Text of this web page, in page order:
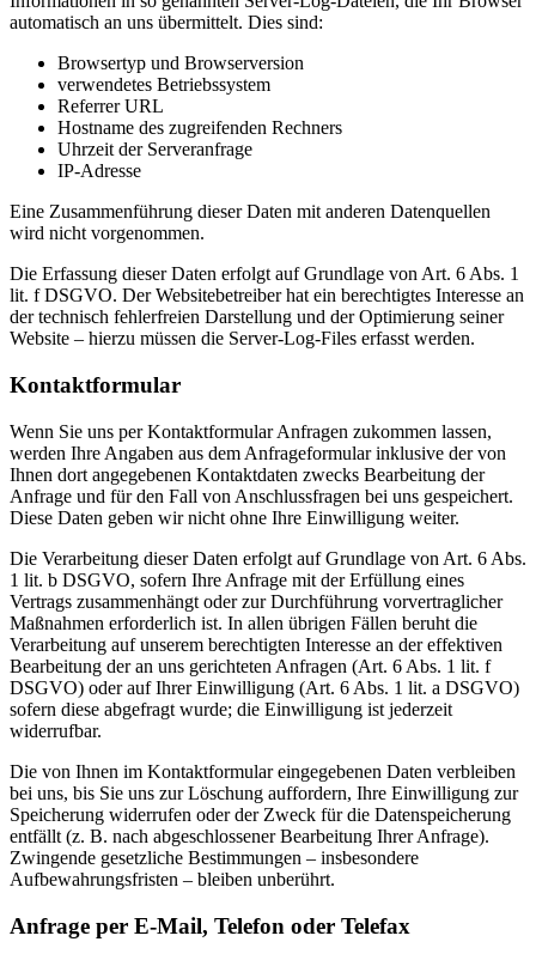
automatisch an uns übermittelt. Dies sind:
Browsertyp und Browserversion
verwendetes Betriebssystem
Referrer URL
Hostname des zugreifenden Rechners
Uhrzeit der Serveranfrage
IP-Adresse
Eine Zusammenführung dieser Daten mit anderen Datenquellen
wird nicht vorgenommen.
Die Erfassung dieser Daten erfolgt auf Grundlage von Art. 6 Abs. 1
lit. f DSGVO. Der Websitebetreiber hat ein berechtigtes Interesse an
der technisch fehlerfreien Darstellung und der Optimierung seiner
Website – hierzu müssen die Server-Log-Files erfasst werden.
Kontaktformular
Wenn Sie uns per Kontaktformular Anfragen zukommen lassen,
werden Ihre Angaben aus dem Anfrageformular inklusive der von
Ihnen dort angegebenen Kontaktdaten zwecks Bearbeitung der
Anfrage und für den Fall von Anschlussfragen bei uns gespeichert.
Diese Daten geben wir nicht ohne Ihre Einwilligung weiter.
Die Verarbeitung dieser Daten erfolgt auf Grundlage von Art. 6 Abs.
1 lit. b DSGVO, sofern Ihre Anfrage mit der Erfüllung eines
Vertrags zusammenhängt oder zur Durchführung vorvertraglicher
Maßnahmen erforderlich ist. In allen übrigen Fällen beruht die
Verarbeitung auf unserem berechtigten Interesse an der effektiven
Bearbeitung der an uns gerichteten Anfragen (Art. 6 Abs. 1 lit. f
DSGVO) oder auf Ihrer Einwilligung (Art. 6 Abs. 1 lit. a DSGVO)
sofern diese abgefragt wurde; die Einwilligung ist jederzeit
widerrufbar.
Die von Ihnen im Kontaktformular eingegebenen Daten verbleiben
bei uns, bis Sie uns zur Löschung auffordern, Ihre Einwilligung zur
Speicherung widerrufen oder der Zweck für die Datenspeicherung
entfällt (z. B. nach abgeschlossener Bearbeitung Ihrer Anfrage).
Zwingende gesetzliche Bestimmungen – insbesondere
Aufbewahrungsfristen – bleiben unberührt.
Anfrage per E-Mail, Telefon oder Telefax